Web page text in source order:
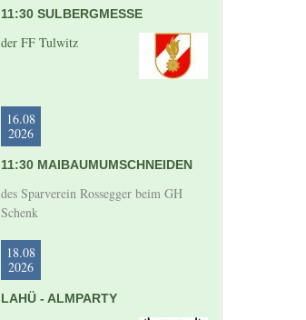
11:30 SULBERGMESSE
der FF Tulwitz
16.08
2026
11:30 MAIBAUMUMSCHNEIDEN
des Sparverein Rossegger beim GH
Schenk
18.08
2026
LAHÜ - ALMPARTY